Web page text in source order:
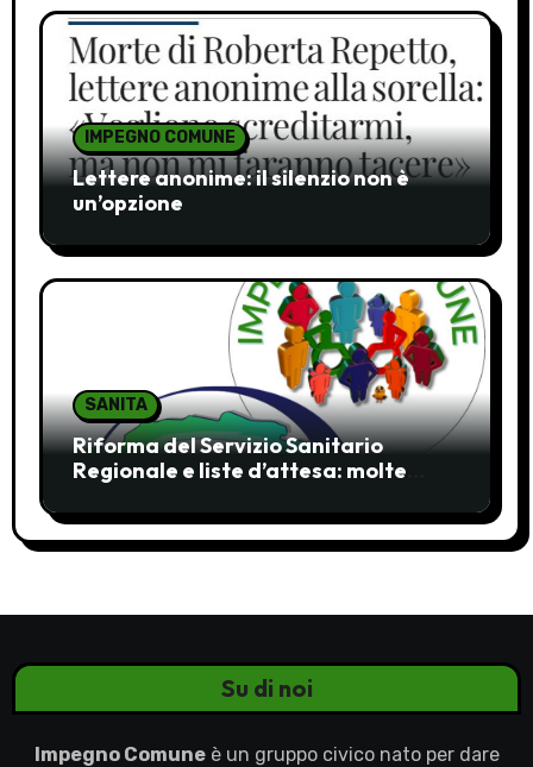
IMPEGNO COMUNE
Lettere anonime: il silenzio non è
un’opzione
SANITA
Riforma del Servizio Sanitario
Regionale e liste d’attesa: molte
Su di noi
Impegno Comuneè un gruppo civico nato per dare